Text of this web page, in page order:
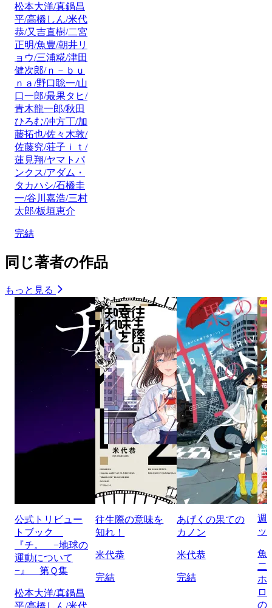
松本大洋/真鍋昌
平/高橋しん/米代
恭/又吉直樹/二宮
正明/魚豊/朝井リ
ョウ/三浦糀/津田
健次郎/ｎ－ｂｕ
ｎａ/野口聡一/山
口一郎/最果タヒ/
青木龍一郎/秋田
ひろむ/冲方丁/加
藤拓也/佐々木敦/
佐藤究/荘子ｉｔ/
蓮見翔/ヤマトパ
ンクス/アダム・
タカハシ/石橋圭
一/谷川嘉浩/三村
太郎/板垣恵介
完結
同じ著者の作品
もっと見る
公式トリビュー
トブック
『チ。 −地球の
運動について
−』 第Ｑ集
松本大洋/真鍋昌
平/高橋しん/米代
往生際の意味を
知れ！
米代恭
完結
あげくの果ての
カノン
米代恭
完結
週
ッ
魚
二
ホ
ロ
の